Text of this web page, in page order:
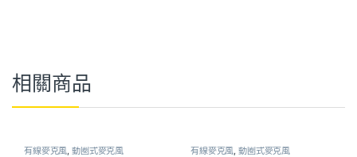
相關商品
有線麥克風,動圈式麥克風 有線麥克風,動圈式麥克風